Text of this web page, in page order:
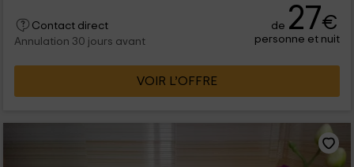
Contact direct
Annulation 30 jours avant
de 27€
personne et nuit
VOIR L’OFFRE